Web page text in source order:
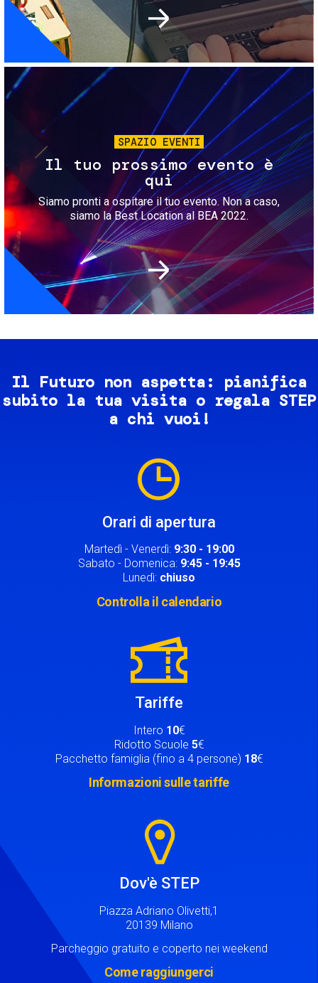
Immagine
SPAZIO EVENTI
Il tuo prossimo evento è
qui
Siamo pronti a ospitare il tuo evento. Non a caso,
siamo la Best Location al BEA 2022.
Il Futuro non aspetta: pianifica
subito la tua visita o regala STEP
a chi vuoi!
Orari di apertura
Martedì - Venerdì: 9:30 - 19:00
Sabato - Domenica: 9:45 - 19:45
Lunedì: chiuso
Controlla il calendario
Tariffe
Intero 10€
Ridotto Scuole 5€
Pacchetto famiglia (fino a 4 persone) 18€
Informazioni sulle tariffe
Dov'è STEP
Piazza Adriano Olivetti,1
20139 Milano
Parcheggio gratuito e coperto nei weekend
Come raggiungerci